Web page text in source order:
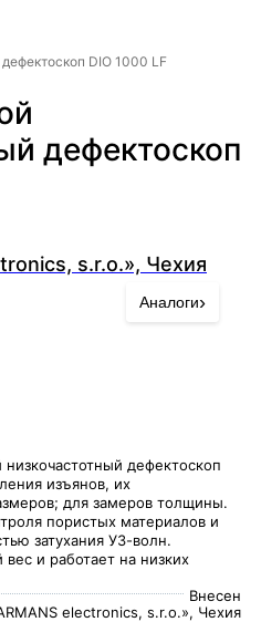
DIO 1000 LF
дефектоскоп
s.r.o.», Чехия
Аналоги›
дефектоскоп
изъянов, их
для замеров толщины.
пористых материалов и
затухания УЗ-волн.
и работает на низких
Внесен
electronics, s.r.o.», Чехия